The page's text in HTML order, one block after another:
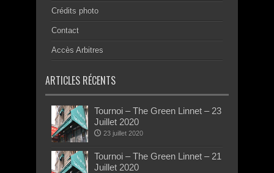
Crédits photo
Contact
Accès Arbitres
ARTICLES RÉCENTS
Tournoi – The Green Linnet – 23
Juillet 2020
23 juillet 2020
Tournoi – The Green Linnet – 21
Juillet 2020